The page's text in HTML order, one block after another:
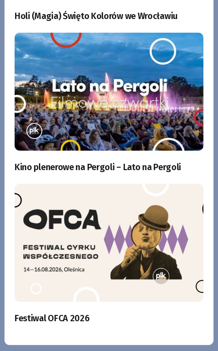
Holi (Magia) Święto Kolorów we Wrocławiu
Kino plenerowe na Pergoli – Lato na Pergoli
Festiwal OFCA 2026